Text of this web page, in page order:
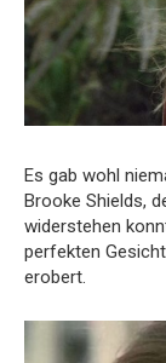
Es gab wohl
Brooke Shields,
widerstehen
perfekten
erobert.